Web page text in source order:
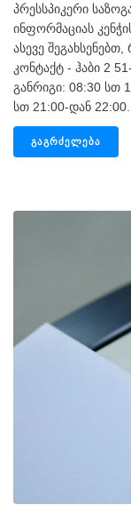
პრესსპიკერი
ინფორმაციას
ასევე
კონტაქტ - ჰაბი 2
განრიგი: 08:30 სთ
სთ 21:00-დან 22:00...
ᲒᲐᲒᲠᲫᲔᲚᲔᲑᲐ